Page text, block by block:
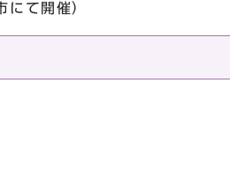
て開催）